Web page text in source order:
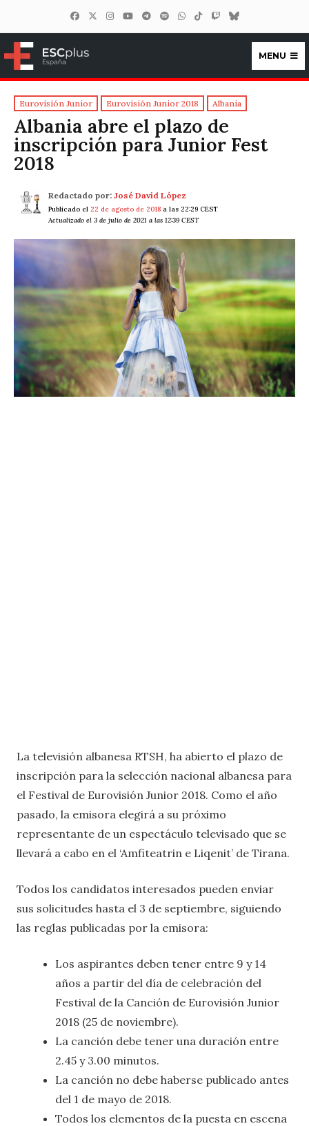
ESCplus España
MENU
Eurovisión Junior Eurovisión Junior 2018 Albania
Albania abre el plazo de
inscripción para Junior Fest
2018
Redactado por: José David López
Publicado el 22 de agosto de 2018 a las 22:29 CEST
Actualizado el 3 de julio de 2021 a las 12:39 CEST
La televisión albanesa RTSH, ha abierto el plazo de
inscripción para la selección nacional albanesa para
el Festival de Eurovisión Junior 2018. Como el año
pasado, la emisora ​​elegirá a su próximo
representante de un espectáculo televisado que se
llevará a cabo en el ‘Amfiteatrin e Liqenit’ de Tirana.
Todos los candidatos interesados ​​pueden enviar
sus solicitudes hasta el 3 de septiembre, siguiendo
las reglas publicadas por la emisora:
Los aspirantes deben tener entre 9 y 14
años a partir del día de celebración del
Festival de la Canción de Eurovisión Junior
2018 (25 de noviembre).
La canción debe tener una duración entre
2.45 y 3.00 minutos.
La canción no debe haberse publicado antes
del 1 de mayo de 2018.
Todos los elementos de la puesta en escena